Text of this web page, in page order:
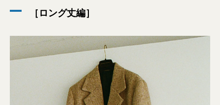
［ロング丈編］